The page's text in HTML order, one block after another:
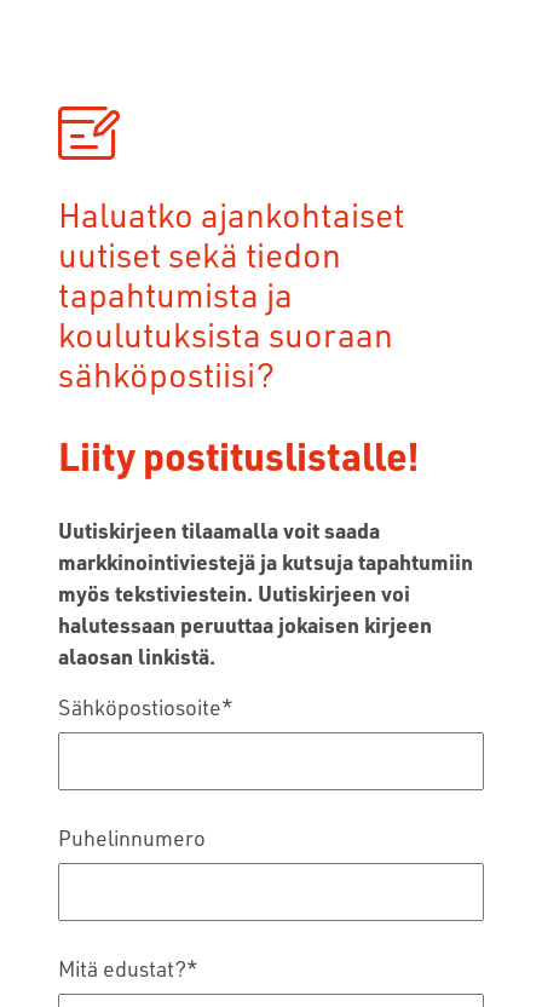
Haluatko ajankohtaiset
uutiset sekä tiedon
tapahtumista ja
koulutuksista suoraan
sähköpostiisi?
Liity postituslistalle!
Uutiskirjeen tilaamalla voit saada
markkinointiviestejä ja kutsuja tapahtumiin
myös tekstiviestein. Uutiskirjeen voi
halutessaan peruuttaa jokaisen kirjeen
alaosan linkistä.
Sähköpostiosoite*
Puhelinnumero
Mitä edustat?*